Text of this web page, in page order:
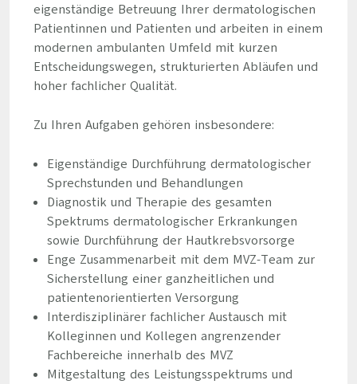
eigenständige Betreuung Ihrer dermatologischen
Patientinnen und Patienten und arbeiten in einem
modernen ambulanten Umfeld mit kurzen
Entscheidungswegen, strukturierten Abläufen und
hoher fachlicher Qualität.
Zu Ihren Aufgaben gehören insbesondere:
Eigenständige Durchführung dermatologischer
Sprechstunden und Behandlungen
Diagnostik und Therapie des gesamten
Spektrums dermatologischer Erkrankungen
sowie Durchführung der Hautkrebsvorsorge
Enge Zusammenarbeit mit dem MVZ-Team zur
Sicherstellung einer ganzheitlichen und
patientenorientierten Versorgung
Interdisziplinärer fachlicher Austausch mit
Kolleginnen und Kollegen angrenzender
Fachbereiche innerhalb des MVZ
Mitgestaltung des Leistungsspektrums und